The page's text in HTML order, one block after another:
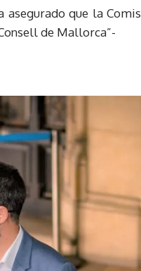
asegurado que la
de Mallorca”-